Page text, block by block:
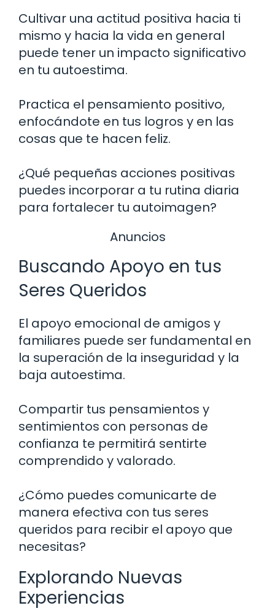
Cultivar una actitud positiva hacia ti
mismo y hacia la vida en general
puede tener un impacto significativo
en tu autoestima.
Practica el pensamiento positivo,
enfocándote en tus logros y en las
cosas que te hacen feliz.
¿Qué pequeñas acciones positivas
puedes incorporar a tu rutina diaria
para fortalecer tu autoimagen?
Anuncios
Buscando Apoyo en tus
Seres Queridos
El apoyo emocional de amigos y
familiares puede ser fundamental en
la superación de la inseguridad y la
baja autoestima.
Compartir tus pensamientos y
sentimientos con personas de
confianza te permitirá sentirte
comprendido y valorado.
¿Cómo puedes comunicarte de
manera efectiva con tus seres
queridos para recibir el apoyo que
necesitas?
Explorando Nuevas
Experiencias